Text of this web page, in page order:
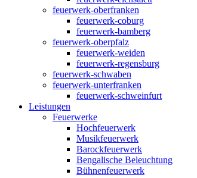
feuerwerk-oberfranken
feuerwerk-coburg
feuerwerk-bamberg
feuerwerk-oberpfalz
feuerwerk-weiden
feuerwerk-regensburg
feuerwerk-schwaben
feuerwerk-unterfranken
feuerwerk-schweinfurt
Leistungen
Feuerwerke
Hochfeuerwerk
Musikfeuerwerk
Barockfeuerwerk
Bengalische Beleuchtung
Bühnenfeuerwerk